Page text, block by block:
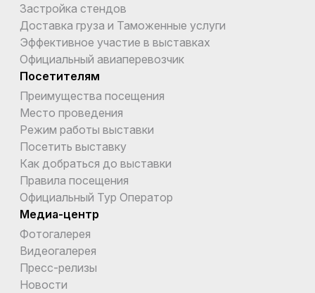
Застройка стендов
Доставка груза и Таможенные услуги
Эффективное участие в выставках
Официальный авиаперевозчик
Посетителям
Преимущества посещения
Место проведения
Режим работы выставки
Посетить выставку
Как добраться до выставки
Правила посещения
Официальный Тур Оператор
Медиа-центр
Фотогалерея
Видеогалерея
Пресс-релизы
Новости